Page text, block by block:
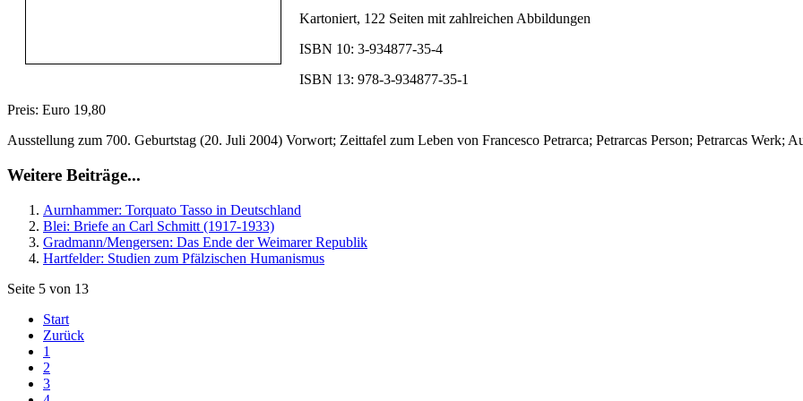
Kartoniert, 122 Seiten mit zahlreichen Abbildungen
ISBN 10: 3-934877-35-4
ISBN 13: 978-3-934877-35-1
Preis: Euro 19,80
Ausstellung zum 700. Geburtstag (20. Juli 2004) Vorwort; Zeittafel zum Leben von Francesco Petrarca; Petrarcas Person; Petrarcas Werk;
Weitere Beiträge...
Aurnhammer: Torquato Tasso in Deutschland
Blei: Briefe an Carl Schmitt (1917-1933)
Gradmann/Mengersen: Das Ende der Weimarer Republik
Hartfelder: Studien zum Pfälzischen Humanismus
Seite 5 von 13
Start
Zurück
1
2
3